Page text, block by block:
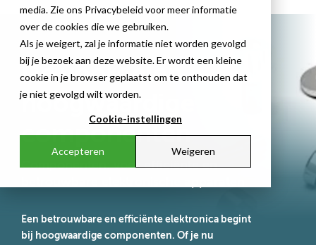
media. Zie ons Privacybeleid voor meer informatie
over de cookies die we gebruiken.
Als je weigert, zal je informatie niet worden gevolgd
bij je bezoek aan deze website. Er wordt een kleine
cookie in je browser geplaatst om te onthouden dat
je niet gevolgd wilt worden.
Cookie-instellingen
Accepteren Weigeren
Componenten: voor efficiënte en
De voordelen van
hoogwaardige
componenten
Een betrouwbare en efficiënte elektronica begint
bij hoogwaardige componenten. Of je nu